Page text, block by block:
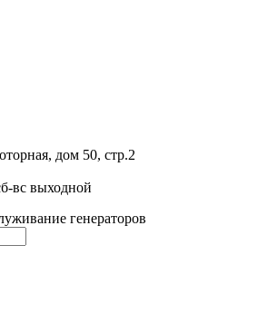
дом 50, стр.2
вс выходной
генераторов